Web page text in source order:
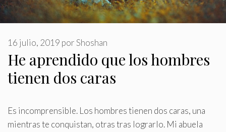
He aprendido que los hombres
tienen dos caras
16 julio, 2019 porShoshan
Es incomprensible. Los hombres tienen dos caras, una
mientras te conquistan, otras tras lograrlo. Mi abuela